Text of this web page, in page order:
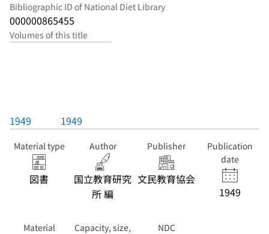
Bibliographic ID of National Diet Library
000000865455
Volumes of this title
1949 1949
Material type
図書
Author
国立教育研究
所 編
Publisher
文民教育協会
Publication
date
1949
Material
Capacity, size,
NDC